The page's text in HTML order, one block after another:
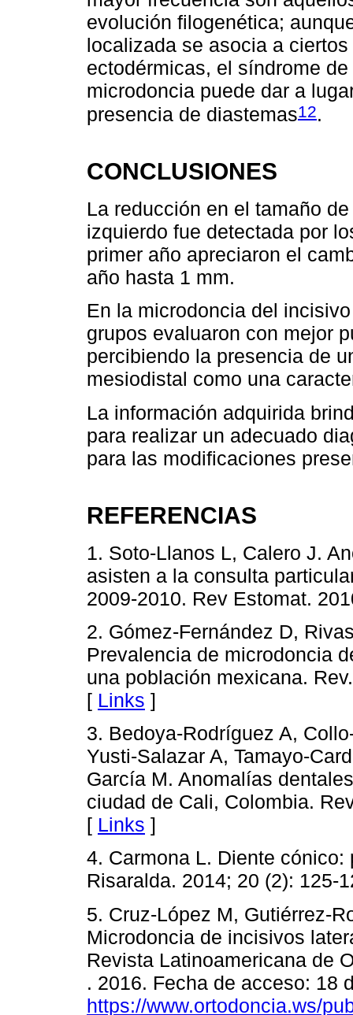
evolución filogenética;
localizada se asocia a
ectodérmicas, el síndrome
microdoncia puede dar a
presencia de diastemas12.
CONCLUSIONES
La reducción en el tamaño
izquierdo fue detectada por
primer año apreciaron el
año hasta 1 mm.
En la microdoncia del
grupos evaluaron con mejor
percibiendo la presencia de
mesiodistal como una
La información adquirida
para realizar un adecuado
para las modificaciones
REFERENCIAS
1. Soto-Llanos L, Calero J.
asisten a la consulta
2009-2010. Rev Estomat.
2. Gómez-Fernández D,
Prevalencia de microdoncia
una población mexicana.
[ Links ]
3. Bedoya-Rodríguez A,
Yusti-Salazar A, Tamayo-
García M. Anomalías
ciudad de Cali, Colombia.
[ Links ]
4. Carmona L. Diente
Risaralda. 2014; 20 (2): 125-
5. Cruz-López M, Gutiérrez-
Microdoncia de incisivos
Revista Latinoamericana de
. 2016. Fecha de acceso: 18
https://www.ortodoncia.ws/